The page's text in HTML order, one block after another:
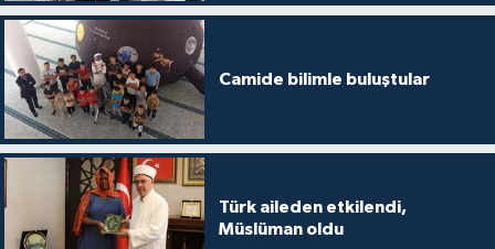
Camide bilimle buluştular
Türk aileden etkilendi,
Müslüman oldu
Mardin Müftülüğü
Mersin Müftülüğü
Muğla Müftülüğü
Muş Müftülüğü